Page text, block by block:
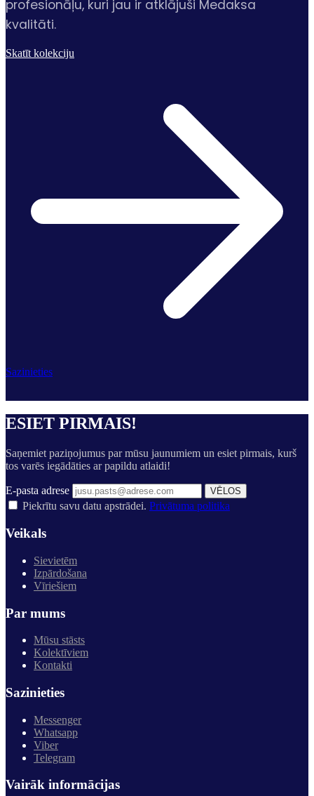
profesionāļu, kuri jau ir atklājuši Medaksa
kvalitāti.
Skatīt kolekciju
Sazinieties
ESIET PIRMAIS!
Saņemiet paziņojumus par mūsu jaunumiem un esiet pirmais, kurš
tos varēs iegādāties ar papildu atlaidi!
E-pasta adrese VĒLOS
Piekrītu savu datu apstrādei. Privātuma politika
Veikals
Sievietēm
Izpārdošana
Vīriešiem
Par mums
Mūsu stāsts
Kolektīviem
Kontakti
Sazinieties
Messenger
Whatsapp
Viber
Telegram
Vairāk informācijas